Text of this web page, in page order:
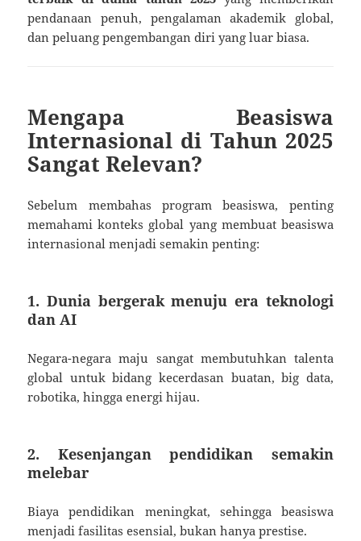
pendanaan penuh, pengalaman akademik global,
dan peluang pengembangan diri yang luar biasa.
Mengapa Beasiswa
Internasional di Tahun 2025
Sangat Relevan?
Sebelum membahas program beasiswa, penting
memahami konteks global yang membuat beasiswa
internasional menjadi semakin penting:
1. Dunia bergerak menuju era teknologi
dan AI
Negara-negara maju sangat membutuhkan talenta
global untuk bidang kecerdasan buatan, big data,
robotika, hingga energi hijau.
2. Kesenjangan pendidikan semakin
melebar
Biaya pendidikan meningkat, sehingga beasiswa
menjadi fasilitas esensial, bukan hanya prestise.